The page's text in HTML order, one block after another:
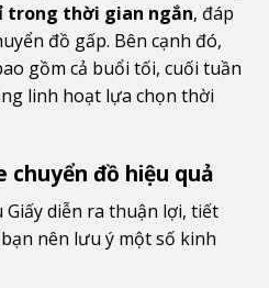
trong thời gian ngắn, đáp
đồ gấp. Bên cạnh đó,
gồm cả buổi tối, cuối tuần
linh hoạt lựa chọn thời
chuyển đồ hiệu quả
Giấy diễn ra thuận lợi, tiết
nên lưu ý một số kinh